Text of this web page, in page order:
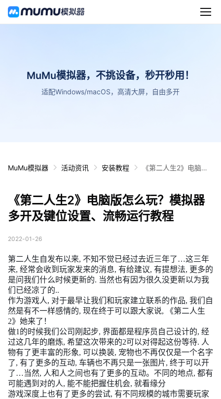
MuMu模拟器，不挑设备，秒开秒用！
适配Windows/macOS，高清大屏，自由多开
MuMu模拟器 活动资讯 安装教程
《第二人生2》电脑版
程
《第二人生2》电脑版怎么玩？模拟器
多开及键位设置、流畅运行教程
2022-01-26
第二人生自发布以来, 不知不觉已经过去近三年了…这三年
来, 经常会收到玩家发来的消息, 有给建议, 有提想法, 更多的
是问我们什么时候更新的. 当然也有因为很久没更新以为我
们已经凉了的..
作为游戏人, 对于最早让我们和玩家建立联系的作品, 我们自
然是有不一样感情的, 现在终于可以跟大家说, 《第二人生
2》她来了！
做1的时候我们公司刚起步, 界面都是程序员自己设计的, 经
过这几年的磨炼, 希望这次带来的2可以对得起这份等待. 人
物有了更丰富的形象, 可以换装, 宠物也不再仅仅是一个名字
了, 有了更多的互动, 车辆也不再只是一张图片, 终于可以开
了…当然, 人和人之间也有了更多的互动。不同的地点, 都有
可能遇到对的人, 能不能把握住机会, 就看缘分
游戏深度上也有了更多的尝试, 有不同规模的城市需要玩家